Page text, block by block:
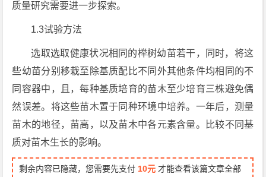
质量研究需要进一步探索。
1.3试验方法
选取选取健康状况相同的榉树幼苗若干，同时，将这
些幼苗分别移栽至除基质配比不同外其他条件均相同的不
同容器中，且，每种基质培育的苗木至少培育三株避免偶
然误差。将这些苗木置于同种环境中培养。一年后，测量
苗木的地径，苗高，以及苗木中各元素含量。比较不同基
质对苗木生长的影响。
剩余内容已隐藏，您需要先支付 10元 才能查看该篇文章全部